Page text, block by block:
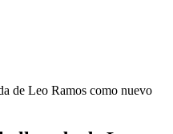
de Leo Ramos como nuevo